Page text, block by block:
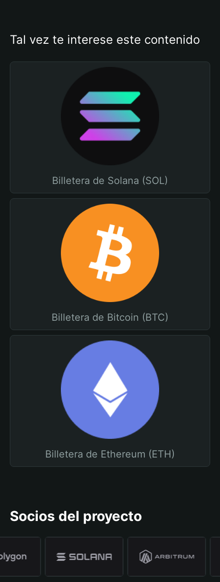
Tal vez te interese este contenido
Billetera de Solana (SOL)
Billetera de Bitcoin (BTC)
Billetera de Ethereum (ETH)
Socios del proyecto